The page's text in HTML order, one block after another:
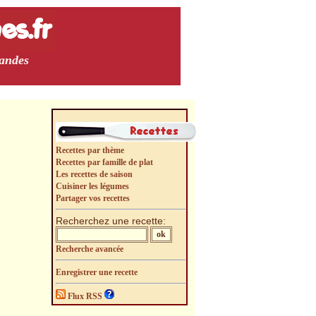
Recettes par thème
Recettes par famille de plat
Les recettes de saison
Cuisiner les légumes
Partager vos recettes
Recherchez une recette:
Recherche avancée
Enregistrer une recette
Flux RSS